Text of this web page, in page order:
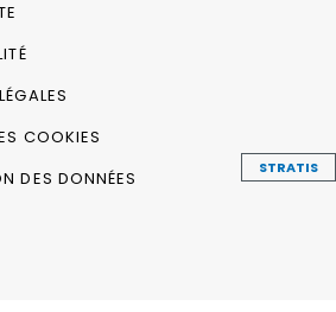
COOKIES
DES DONNÉES
STRATIS